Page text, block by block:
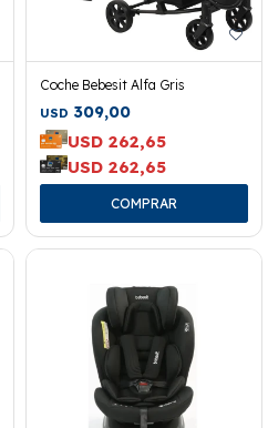
Coche Bebesit Alfa Gris
USD 309,00
USD 262,65
USD 262,65